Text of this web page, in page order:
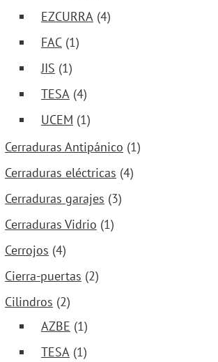
EZCURRA (4)
FAC (1)
JIS (1)
TESA (4)
UCEM (1)
Cerraduras Antipánico (1)
Cerraduras eléctricas (4)
Cerraduras garajes (3)
Cerraduras Vidrio (1)
Cerrojos (4)
Cierra-puertas (2)
Cilindros (2)
AZBE (1)
TESA (1)